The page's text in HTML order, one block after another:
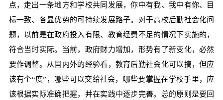
点，走出一条地方和学校共同发展，你中有我、我中有你、目
标一致、各显优势的可持续发展路子。对于高校后勤社会化问
题，以前是在政府投入有限、教育经费不足的情况下实施的，
符合当时实际。当前，政府财力增加，形势有了新变化，必然
要作调整。从国内外的经验看，教育后勤社会化可以搞，但应
该有个“度”，哪些可以交给社会，哪些要掌握在学校手里，应
该根据实际准确把握，并在实践中逐步完善。总的原则是要回